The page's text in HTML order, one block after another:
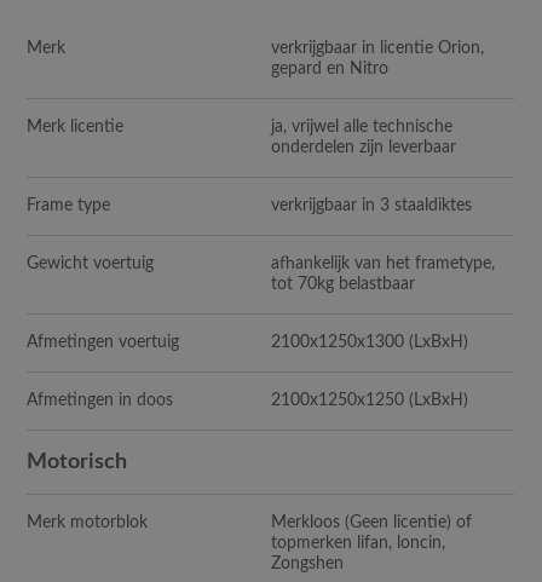
Merk
verkrijgbaar in licentie Orion,
gepard en Nitro
Merk licentie
ja, vrijwel alle technische
onderdelen zijn leverbaar
Frame type verkrijgbaar in 3 staaldiktes
Gewicht voertuig
afhankelijk van het frametype,
tot 70kg belastbaar
Afmetingen voertuig 2100x1250x1300 (LxBxH)
Afmetingen in doos 2100x1250x1250 (LxBxH)
Motorisch
Merk motorblok
Merkloos (Geen licentie) of
topmerken lifan, loncin,
Zongshen